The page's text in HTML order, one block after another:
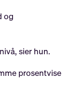
og
sier hun.
prosentvise